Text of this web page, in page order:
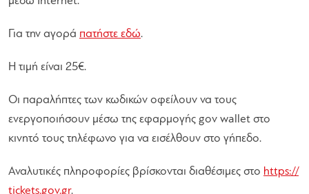
Για την αγορά πατήστε εδώ.
Η τιμή είναι 25€.
Οι παραλήπτες των κωδικών οφείλουν να τους
ενεργοποιήσουν μέσω της εφαρμογής gov wallet στο
κινητό τους τηλέφωνο για να εισέλθουν στο γήπεδο.
Αναλυτικές πληροφορίες βρίσκονται διαθέσιμες στο https://
tickets.gov.gr.